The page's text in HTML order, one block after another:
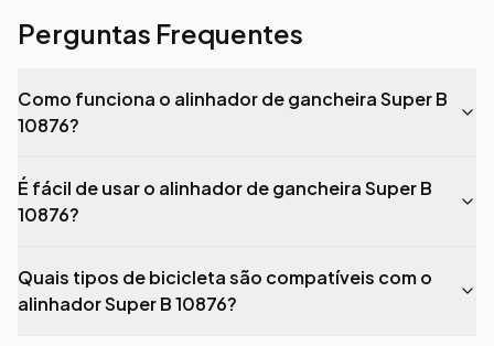
Perguntas Frequentes
Como funciona o alinhador de gancheira Super B
10876?
É fácil de usar o alinhador de gancheira Super B
10876?
Quais tipos de bicicleta são compatíveis com o
alinhador Super B 10876?